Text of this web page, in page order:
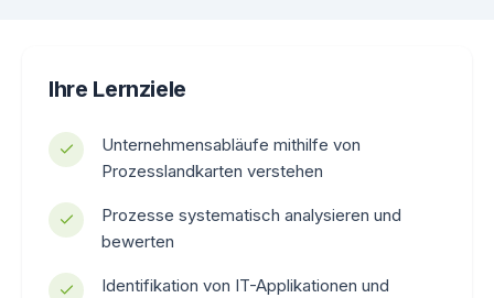
Ihre Lernziele
Unternehmensabläufe mithilfe von
Prozesslandkarten verstehen
Prozesse systematisch analysieren und
bewerten
Identifikation von IT-Applikationen und